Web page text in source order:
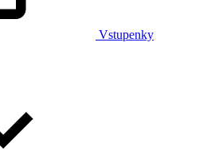
Vstupenky